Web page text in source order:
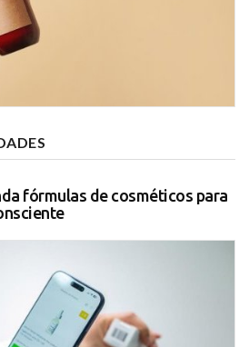
fórmulas de cosméticos para